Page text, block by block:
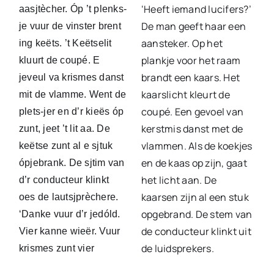
aasjtècher. Óp ’t plenks-
je vuur de vinster brent
ing keëts. ’t Keëtselit
kluurt de coupé. E
jeveul va krismes danst
mit de vlamme. Went de
plets-jer en d’r kieës óp
zunt, jeet ’t lit aa. De
keëtse zunt al e sjtuk
ópjebrank. De sjtim van
d’r conducteur klinkt
oes de lautsjprèchere.
‘Danke vuur d’r jedóld.
Vier kanne wieër. Vuur
krismes zunt vier
‘Heeft iemand lucifers?’
De man geeft haar een
aansteker. Op het
plankje voor het raam
brandt een kaars. Het
kaarslicht kleurt de
coupé. Een gevoel van
kerstmis danst met de
vlammen. Als de koekjes
en de kaas op zijn, gaat
het licht aan. De
kaarsen zijn al een stuk
opgebrand. De stem van
de conducteur klinkt uit
de luidsprekers.